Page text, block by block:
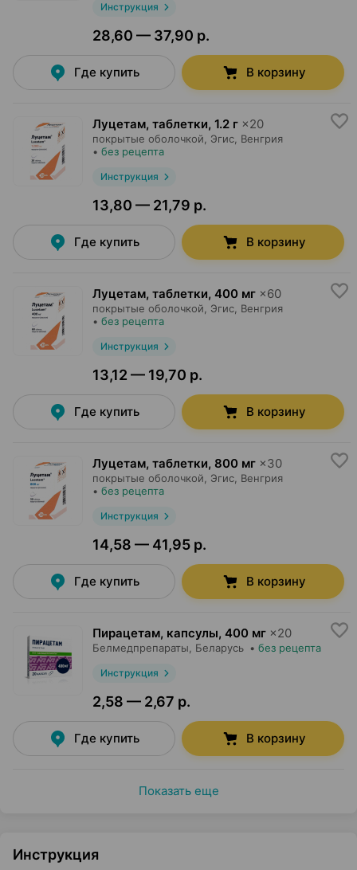
Инструкция
28,60 — 37,90 р.
Где купить В корзину
Луцетам, таблетки, 1.2 г ×20
покрытые оболочкой, Эгис , Венгрия
• без рецепта
Инструкция
13,80 — 21,79 р.
Где купить В корзину
Луцетам, таблетки, 400 мг ×60
покрытые оболочкой, Эгис , Венгрия
• без рецепта
Инструкция
13,12 — 19,70 р.
Где купить В корзину
Луцетам, таблетки, 800 мг ×30
покрытые оболочкой, Эгис , Венгрия
• без рецепта
Инструкция
14,58 — 41,95 р.
Где купить В корзину
Пирацетам, капсулы, 400 мг ×20
Белмедпрепараты , Беларусь • без рецепта
Инструкция
2,58 — 2,67 р.
Где купить В корзину
Показать еще
Инструкция